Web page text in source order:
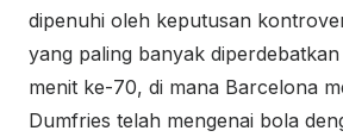
dipenuhi oleh keputusan
yang paling banyak
menit ke-70, di mana Barcelona
Dumfries telah mengenai bola